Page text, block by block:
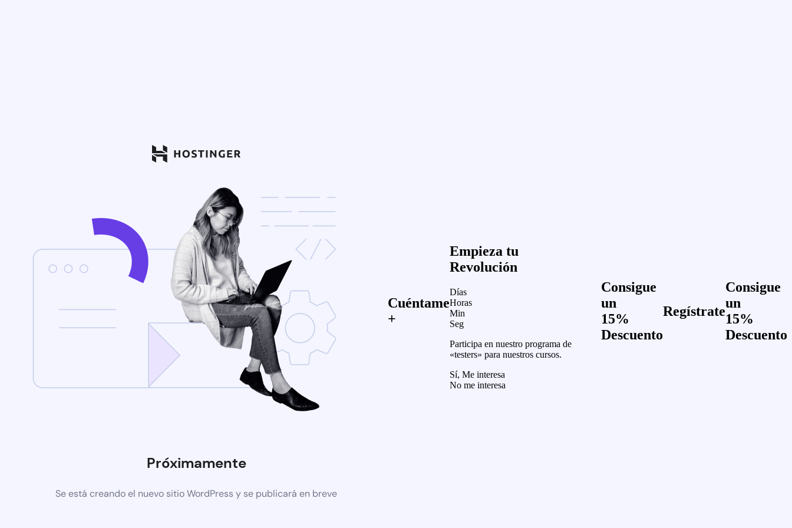
Próximamente
Se está creando el nuevo sitio WordPress y se publicará en breve
Cuéntame
+
Empieza tu
Revolución
Días
Horas
Min
Seg
Participa en nuestro programa de
«testers» para nuestros cursos.
Sí, Me interesa
No me interesa
Consigue
un
15%
Descuento
Regístrate
Consigue
un
15%
Descuento